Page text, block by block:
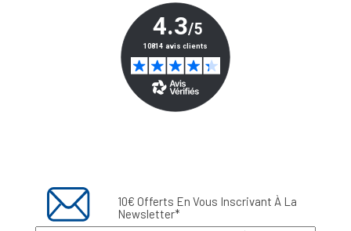
10€ Offerts En Vous Inscrivant À La
Newsletter*